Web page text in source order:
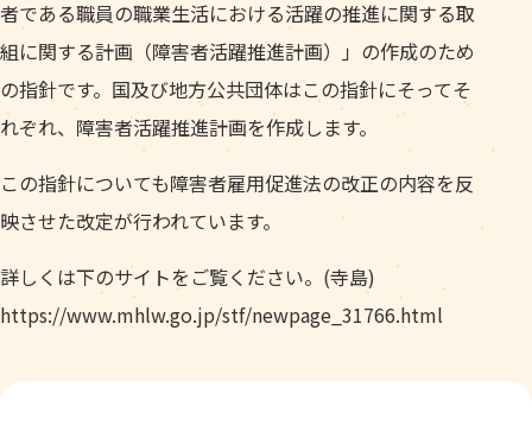
者である職員の職業生活における活躍の推進に関する取
組に関する計画（障害者活躍推進計画）」の作成のため
の指針です。国及び地方公共団体はこの指針にそってそ
れぞれ、障害者活躍推進計画を作成します。
この指針についても障害者雇用促進法の改正の内容を反
映させた改定が行われています。
詳しくは下のサイトをご覧ください。(寺島)
https://www.mhlw.go.jp/stf/newpage_31766.html